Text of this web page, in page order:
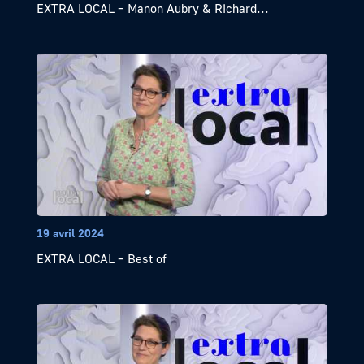
EXTRA LOCAL – Manon Aubry & Richard...
19 avril 2024
EXTRA LOCAL – Best of